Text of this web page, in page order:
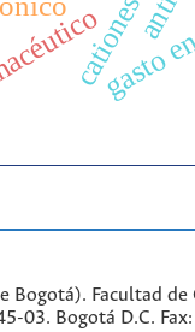
gasto
Bogotá). Facultad de
03. Bogotá D.C.